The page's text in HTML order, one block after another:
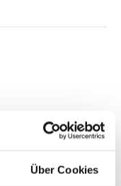
Über Cookies
Für registrierte